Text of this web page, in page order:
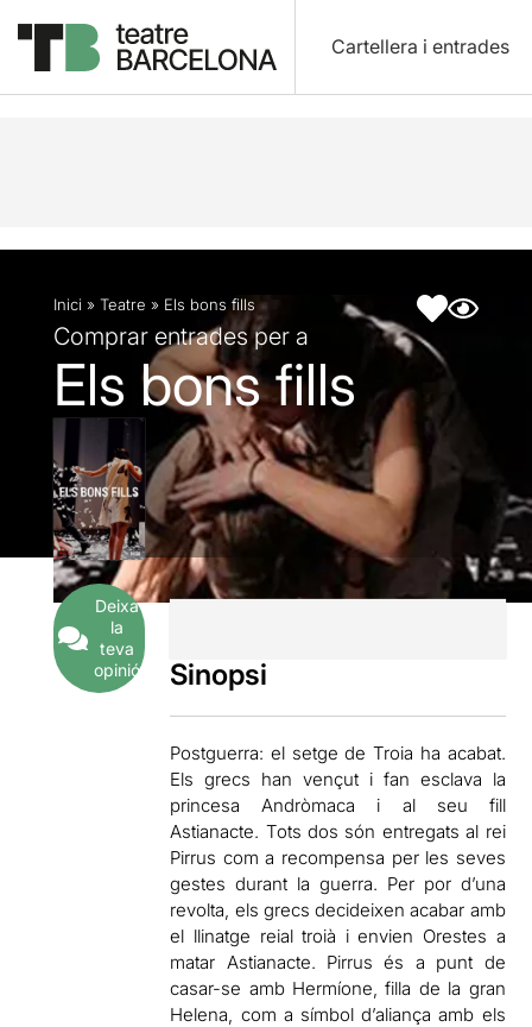
Cartellera i entrades
Descripció Fitxa artística
Inici » Teatre » Els bons fills
Comprar entrades per a
Els bons fills
Deixa
la
teva
opinió
Sinopsi
Postguerra: el setge de Troia ha acabat.
Els grecs han vençut i fan esclava la
princesa Andròmaca i al seu fill
Astianacte. Tots dos són entregats al rei
Pirrus com a recompensa per les seves
gestes durant la guerra. Per por d’una
revolta, els grecs decideixen acabar amb
el llinatge reial troià i envien Orestes a
matar Astianacte. Pirrus és a punt de
casar-se amb Hermíone, filla de la gran
Helena, com a símbol d’aliança amb els